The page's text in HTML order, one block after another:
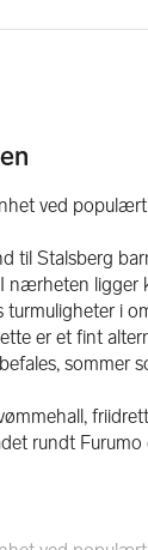
ved
til Stalsberg
nærheten
turmuligheter i
er et fint
sommer
rundt